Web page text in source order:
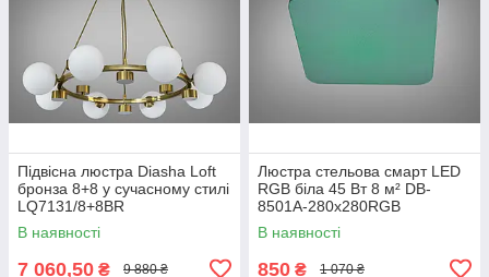
Підвісна люстра Diasha Loft
бронза 8+8 у сучасному стилі
LQ7131/8+8BR
В наявності
7 060,50 ₴ 9 880 ₴
Люстра стельова смарт LED
RGB біла 45 Вт 8 м² DB-
8501A-280x280RGB
В наявності
850 ₴ 1 070 ₴